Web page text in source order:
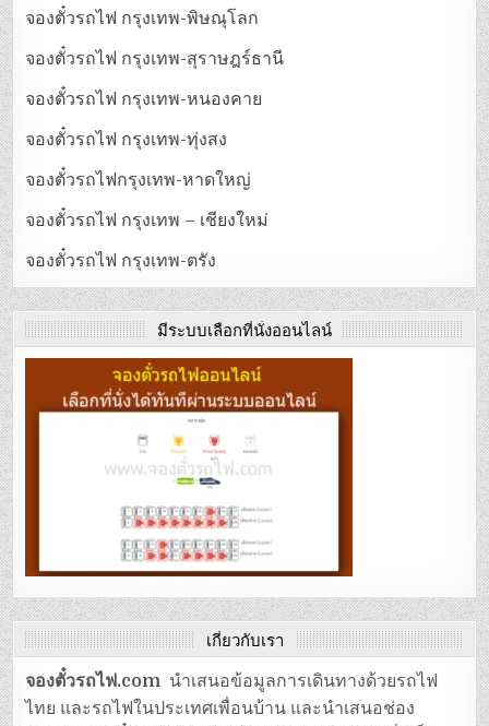
จองตั๋วรถไฟ กรุงเทพ-พิษณุโลก
จองตั๋วรถไฟ กรุงเทพ-สุราษฎร์ธานี
จองตั๋วรถไฟ กรุงเทพ-หนองคาย
จองตั๋วรถไฟ กรุงเทพ-ทุ่งสง
จองตั๋วรถไฟกรุงเทพ-หาดใหญ่
จองตั๋วรถไฟ กรุงเทพ – เชียงใหม่
จองตั๋วรถไฟ กรุงเทพ-ตรัง
มีระบบเลือกที่นั่งออนไลน์
เกี่ยวกับเรา
จองตั๋วรถไฟ.com นำเสนอข้อมูลการเดินทางด้วยรถไฟ
ไทย และรถไฟในประเทศเพื่อนบ้าน และนำเสนอช่อง